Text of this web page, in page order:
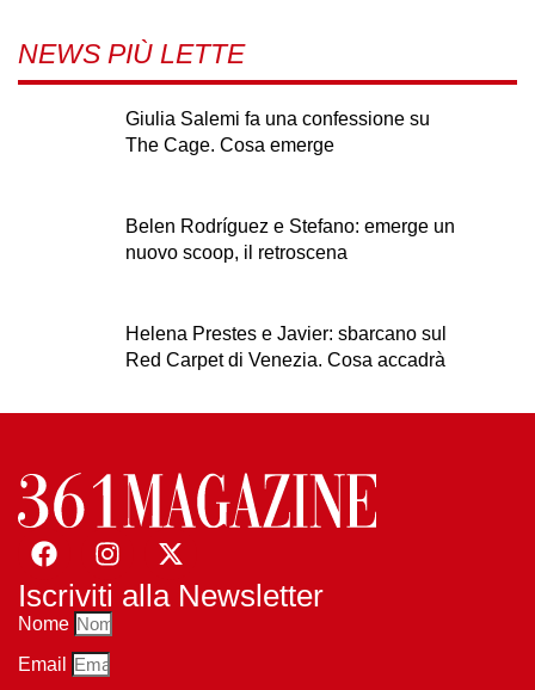
NEWS PIÙ LETTE
Giulia Salemi fa una confessione su
The Cage. Cosa emerge
Belen Rodríguez e Stefano: emerge un
nuovo scoop, il retroscena
Helena Prestes e Javier: sbarcano sul
Red Carpet di Venezia. Cosa accadrà
Iscriviti alla Newsletter
Nome
Email